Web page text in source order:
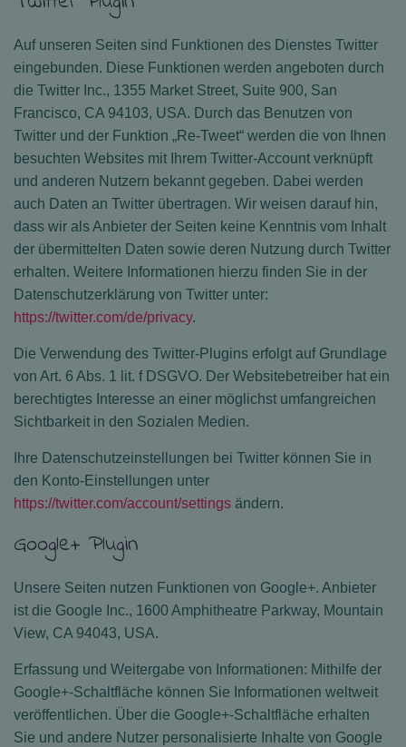
Auf unseren Seiten sind Funktionen des Dienstes Twitter
eingebunden. Diese Funktionen werden angeboten durch
die Twitter Inc., 1355 Market Street, Suite 900, San
Francisco, CA 94103, USA. Durch das Benutzen von
Twitter und der Funktion „Re-Tweet“ werden die von Ihnen
besuchten Websites mit Ihrem Twitter-Account verknüpft
und anderen Nutzern bekannt gegeben. Dabei werden
auch Daten an Twitter übertragen. Wir weisen darauf hin,
dass wir als Anbieter der Seiten keine Kenntnis vom Inhalt
der übermittelten Daten sowie deren Nutzung durch Twitter
erhalten. Weitere Informationen hierzu finden Sie in der
Datenschutzerklärung von Twitter unter:
https://twitter.com/de/privacy.
Die Verwendung des Twitter-Plugins erfolgt auf Grundlage
von Art. 6 Abs. 1 lit. f DSGVO. Der Websitebetreiber hat ein
berechtigtes Interesse an einer möglichst umfangreichen
Sichtbarkeit in den Sozialen Medien.
Ihre Datenschutzeinstellungen bei Twitter können Sie in
den Konto-Einstellungen unter
https://twitter.com/account/settings ändern.
Google+ Plugin
Unsere Seiten nutzen Funktionen von Google+. Anbieter
ist die Google Inc., 1600 Amphitheatre Parkway, Mountain
View, CA 94043, USA.
Erfassung und Weitergabe von Informationen: Mithilfe der
Google+-Schaltfläche können Sie Informationen weltweit
veröffentlichen. Über die Google+-Schaltfläche erhalten
Sie und andere Nutzer personalisierte Inhalte von Google